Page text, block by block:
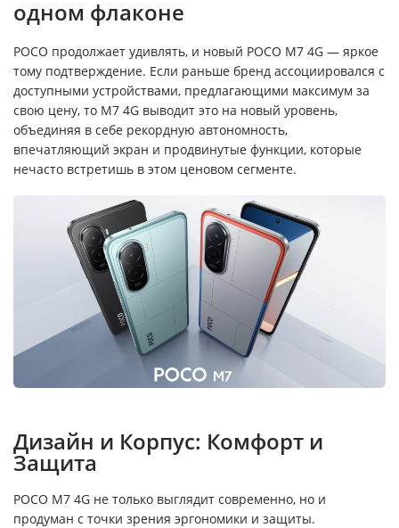
одном флаконе
POCO продолжает удивлять, и новый POCO M7 4G — яркое
тому подтверждение. Если раньше бренд ассоциировался с
доступными устройствами, предлагающими максимум за
свою цену, то M7 4G выводит это на новый уровень,
объединяя в себе рекордную автономность,
впечатляющий экран и продвинутые функции, которые
нечасто встретишь в этом ценовом сегменте.
Дизайн и Корпус: Комфорт и
Защита
POCO M7 4G не только выглядит современно, но и
продуман с точки зрения эргономики и защиты.